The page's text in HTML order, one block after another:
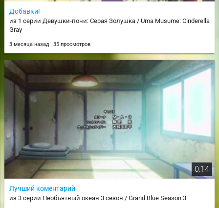
Добавки!
из 1 серии Девушки-пони: Серая Золушка / Uma Musume: Cinderella
Gray
3 месяца назад 35 просмотров
0:14
Лучший коментарий
из 3 серии Необъятный океан 3 сезон / Grand Blue Season 3